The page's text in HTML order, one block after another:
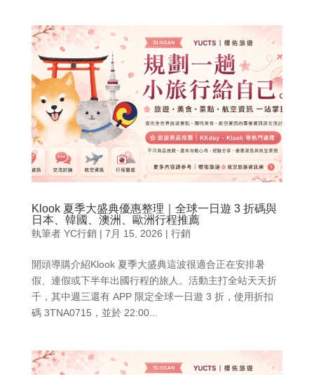
Klook 夏季大盛典優惠整理｜全球一日遊 3 折碼與
日本、韓國、澳洲、歐洲行程推薦
執筆者 YC行銷| 7月 15, 2026 | 行銷
開頭導購介紹Klook 夏季大盛典這波很適合正在安排暑
假、連假或下半年出國行程的旅人。活動主打全站天天折
千，其中週三還有 APP 限定全球一日遊 3 折，使用折扣
碼 3TNA0715，並於 22:00...